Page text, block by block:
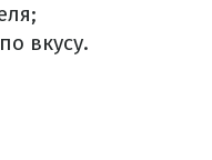
вкусу.